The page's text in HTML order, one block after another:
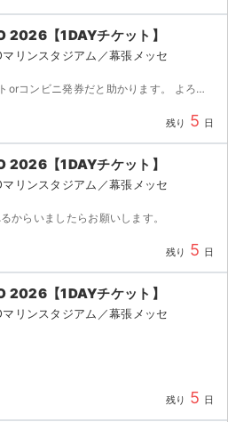
2026【1DAYチケット】
リンスタジアム／幕張メッセ
公演日が近いため、電子チケットorコンビニ発券だと助かります。 よろしくお願いいたします。
残り 5 日
2026【1DAYチケット】
リンスタジアム／幕張メッセ
からいましたらお願いします。
残り 5 日
2026【1DAYチケット】
リンスタジアム／幕張メッセ
残り 5 日